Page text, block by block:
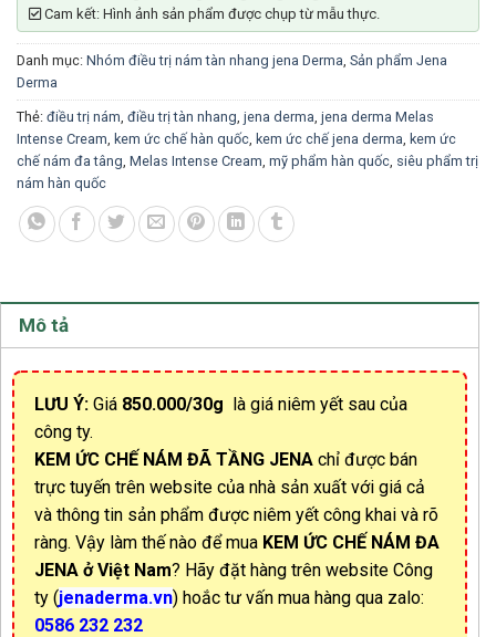
Cam kết: Hình ảnh sản phẩm được chụp từ mẫu thực.
Danh mục: Nhóm điều trị nám tàn nhang jena Derma Sản phẩm Jena
Derma
Thẻ: điều trị nám điều trị tàn nhang jena derma jena derma Melas
Intense Cream kem ức chế hàn quốc kem ức chế jena derma kem ức
chế nám đa tâng Melas Intense Cream mỹ phẩm hàn quốc siêu phẩm trị
nám hàn quốc
Mô tả
LƯU Ý: Giá 850.000/30g là giá niêm yết sau của
công ty.
KEM ỨC CHẾ NÁM ĐÃ TẦNG JENA chỉ được bán
trực tuyến trên website của nhà sản xuất với giá cả
và thông tin sản phẩm được niêm yết công khai và rõ
ràng. Vậy làm thế nào để mua KEM ỨC CHẾ NÁM ĐA
JENA ở Việt Nam? Hãy đặt hàng trên website Công
ty (jenaderma.vn) hoắc tư vấn mua hàng qua zalo:
0586 232 232